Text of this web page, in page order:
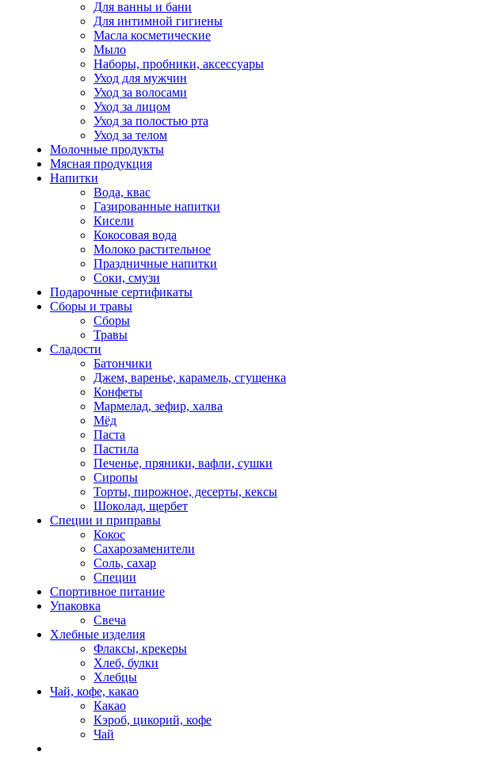
Для ванны и бани
Для интимной гигиены
Масла косметические
Мыло
Наборы, пробники, аксессуары
Уход для мужчин
Уход за волосами
Уход за лицом
Уход за полостью рта
Уход за телом
Молочные продукты
Мясная продукция
Напитки
Вода, квас
Газированные напитки
Кисели
Кокосовая вода
Молоко растительное
Праздничные напитки
Соки, смузи
Подарочные сертификаты
Сборы и травы
Сборы
Травы
Сладости
Батончики
Джем, варенье, карамель, сгущенка
Конфеты
Мармелад, зефир, халва
Мёд
Паста
Пастила
Печенье, пряники, вафли, сушки
Сиропы
Торты, пирожное, десерты, кексы
Шоколад, щербет
Специи и приправы
Кокос
Сахарозаменители
Соль, сахар
Специи
Спортивное питание
Упаковка
Свеча
Хлебные изделия
Флаксы, крекеры
Хлеб, булки
Хлебцы
Чай, кофе, какао
Какао
Кэроб, цикорий, кофе
Чай